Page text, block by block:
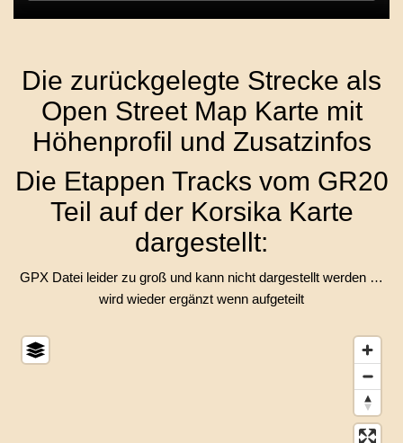
Die zurückgelegte Strecke als
Open Street Map Karte mit
Höhenprofil und Zusatzinfos
Die Etappen Tracks vom GR20
Teil auf der Korsika Karte
dargestellt:
GPX Datei leider zu groß und kann nicht dargestellt werden …
wird wieder ergänzt wenn aufgeteilt